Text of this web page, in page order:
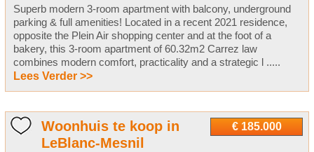
Superb modern 3-room apartment with balcony, underground
parking & full amenities! Located in a recent 2021 residence,
opposite the Plein Air shopping center and at the foot of a
bakery, this 3-room apartment of 60.32m2 Carrez law
combines modern comfort, practicality and a strategic l .....
Lees Verder >>
€ 185.000
Woonhuis te koop in
LeBlanc-Mesnil